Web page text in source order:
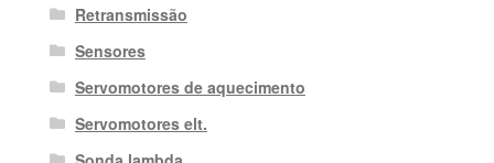
Retransmissão
Sensores
Servomotores de aquecimento
Servomotores elt.